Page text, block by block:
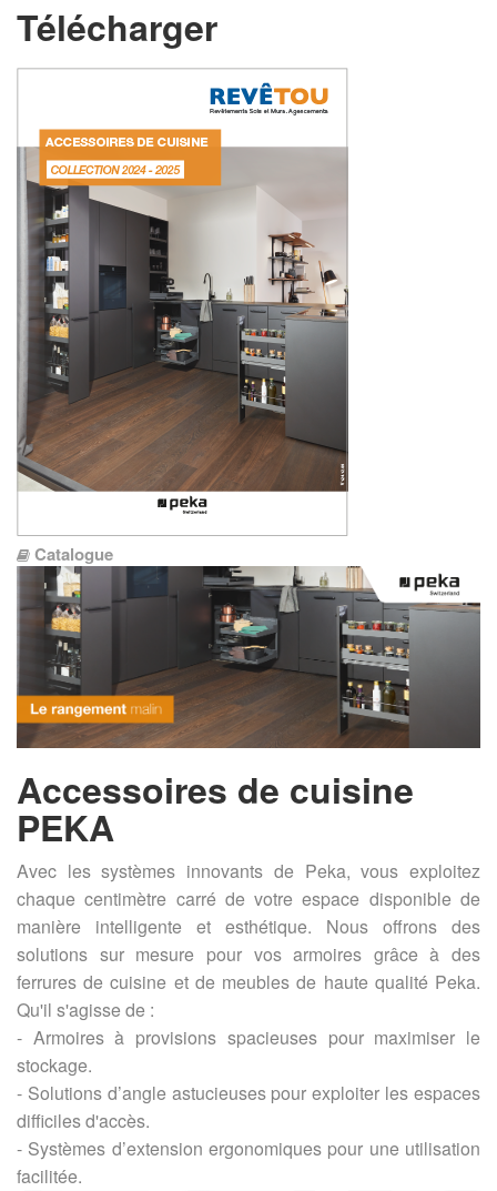
Télécharger
Catalogue
Accessoires de cuisine
PEKA
Avec les systèmes innovants de Peka, vous exploitez
chaque centimètre carré de votre espace disponible de
manière intelligente et esthétique. Nous offrons des
solutions sur mesure pour vos armoires grâce à des
ferrures de cuisine et de meubles de haute qualité Peka.
Qu'il s'agisse de :
- Armoires à provisions spacieuses pour maximiser le
stockage.
- Solutions d’angle astucieuses pour exploiter les espaces
difficiles d'accès.
- Systèmes d’extension ergonomiques pour une utilisation
facilitée.